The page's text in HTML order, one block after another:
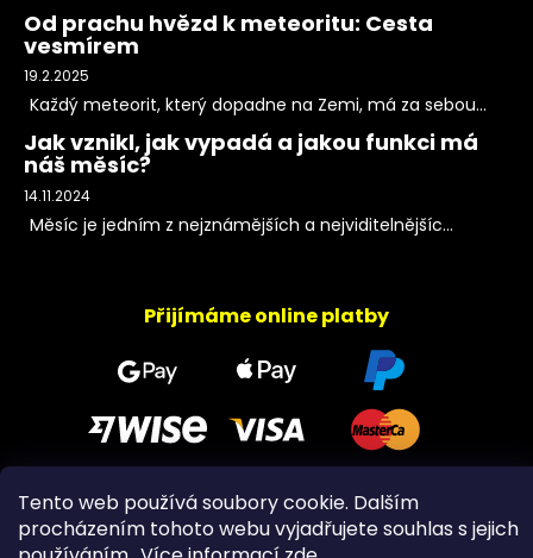
Tento web používá soubory cookie. Dalším
procházením tohoto webu vyjadřujete souhlas s jejich
Od prachu hvězd k meteoritu: Cesta
vesmírem
19.2.2025
Každý meteorit, který dopadne na Zemi, má za sebou...
Jak vznikl, jak vypadá a jakou funkci má
náš měsíc?
14.11.2024
Měsíc je jedním z nejznámějších a nejviditelnějšíc...
Přijímáme online platby
Copyright 2026PeltramMinerals. Všechna práva
vyhrazena.